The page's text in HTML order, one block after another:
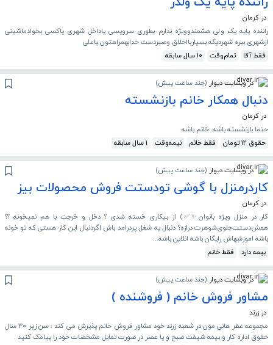
در کرمان
راننده پایه یک ولی هشمندوویژه ندارم بطوری سرویسی یاداخل شهری یاکسی بخوادماشینی
ازشهری ببره شهردیگه بسیاربااخلاق وصبردست خدابهمراهتون یاعلی
فقط آقا
تمام‌وقت 10 سال سابقه
در وبسایت دیوار (چند ساعت پیش)
دنبال همکار خانم بازنشسته
در کرمان
حتما بازنشسته باشه. خانم باشه
حقوق 12 تومان
فقط خانم نیمه‌وقت 1 سال سابقه
در وبسایت دیوار (چند ساعت پیش)
کاردرمنزل با گوشی تودستت فروش محصولات بیز
در کرمان
کار در منزل ویژه بانوان✨✅) از بیکاری خسته شدی ؟ دخل و خرجت با هم نمیخونه ؟؟
همش‌دستت‌جلوی‌شوهرت درازه؟ دنبال یه شغل پردرامد باش اگردنبال این کار هستی که تو خونه
باشه اموزشهاش رایگان باشه انلاین باشه...
بیمه دارد
فقط خانم
در وبسایت دیوار (چند ساعت پیش)
مشاور فروش خانم ( فروشنده )
در زرند
مجموعه عطر هانی مون در شعبه زرند خود مشاور فروش خانم پذیرش می کند : سن زیر ۳۰ سال
حقوق اداره کار و بیمه شیفت صبح و یا عصر در صورت تمایل مشخصات خود را پیامک کنید .